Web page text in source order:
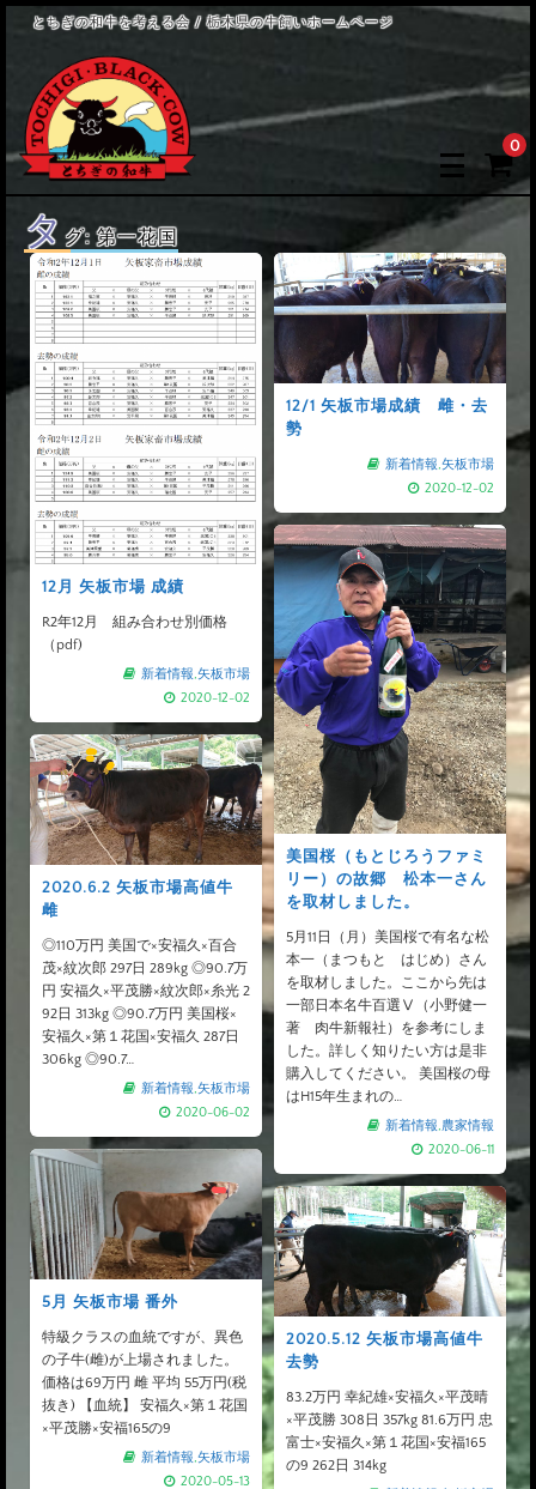
とちぎの和牛を考える会 / 栃木県の牛飼いホームページ
0
タ グ:第一花国
12月 矢板市場 成績
R2年12月 組み合わせ別価格
（pdf)
新着情報,矢板市場
2020-12-02
12/1 矢板市場成績 雌・去
勢
新着情報,矢板市場
2020-12-02
美国桜（もとじろうファミ
リー）の故郷 松本一さん
を取材しました。
5月11日（月）美国桜で有名な松
本一（まつもと はじめ）さん
を取材しました。ここから先は
一部日本名牛百選Ⅴ（小野健一
著 肉牛新報社）を参考にしま
した。詳しく知りたい方は是非
購入してください。 美国桜の母
はH15年生まれの…
新着情報,農家情報
2020-06-11
2020.6.2 矢板市場高値牛
雌
◎110万円 美国で×安福久×百合
茂×紋次郎 297日 289kg ◎90.7万
円 安福久×平茂勝×紋次郎×糸光 2
92日 313kg ◎90.7万円 美国桜×
安福久×第１花国×安福久 287日
306kg ◎90.7…
新着情報,矢板市場
2020-06-02
5月 矢板市場 番外
特級クラスの血統ですが、異色
の子牛(雌)が上場されました。
価格は69万円 雌 平均 55万円(税
抜き) 【血統】 安福久×第１花国
×平茂勝×安福165の9
新着情報,矢板市場
2020-05-13
2020.5.12 矢板市場高値牛
去勢
83.2万円 幸紀雄×安福久×平茂晴
×平茂勝 308日 357kg 81.6万円 忠
富士×安福久×第１花国×安福165
の9 262日 314kg